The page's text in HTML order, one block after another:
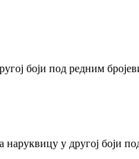
боји под редним
у другој боји